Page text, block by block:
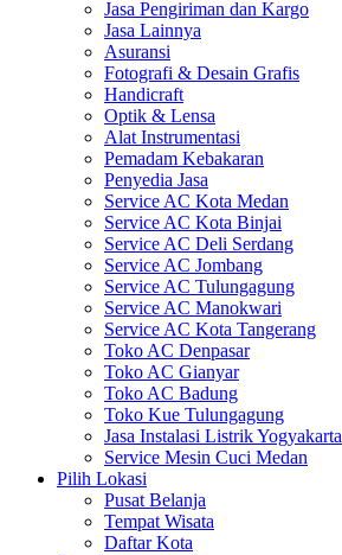
Jasa Pengiriman dan Kargo
Jasa Lainnya
Asuransi
Fotografi & Desain Grafis
Handicraft
Optik & Lensa
Alat Instrumentasi
Pemadam Kebakaran
Penyedia Jasa
Service AC Kota Medan
Service AC Kota Binjai
Service AC Deli Serdang
Service AC Jombang
Service AC Tulungagung
Service AC Manokwari
Service AC Kota Tangerang
Toko AC Denpasar
Toko AC Gianyar
Toko AC Badung
Toko Kue Tulungagung
Jasa Instalasi Listrik Yogyakarta
Service Mesin Cuci Medan
Pilih Lokasi
Pusat Belanja
Tempat Wisata
Daftar Kota